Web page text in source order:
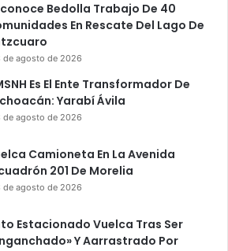
Bedolla Trabajo De 40
En Rescate Del Lago De
de agosto de 2026
Es El Ente Transformador De
Yarabí Ávila
de agosto de 2026
Camioneta En La Avenida
201 De Morelia
de agosto de 2026
Estacionado Vuelca Tras Ser
Y Aarrastrado Por